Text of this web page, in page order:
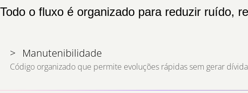
Todo o fluxo é organizado para reduzir ruído,
> Manutenibilidade
Código organizado que permite evoluções rápidas sem gerar dívida